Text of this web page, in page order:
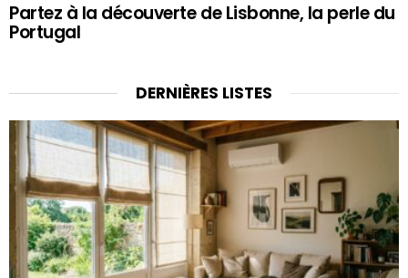
Partez à la découverte de Lisbonne, la perle du
Portugal
DERNIÈRES LISTES